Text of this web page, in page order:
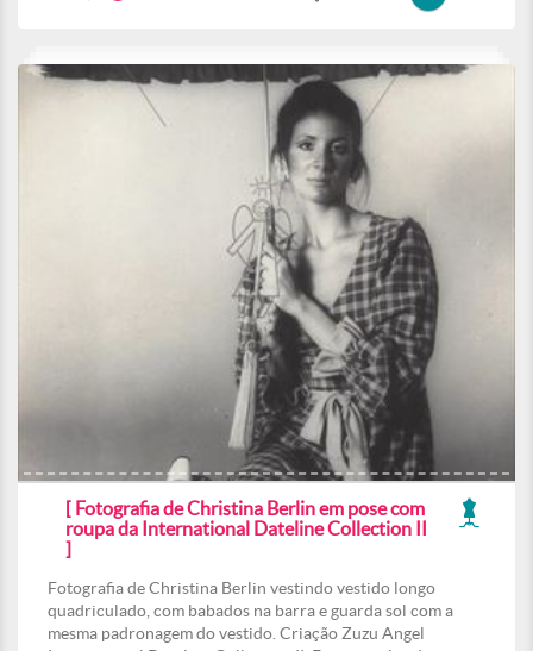
[ Fotografia de Christina Berlin em pose com
roupa da International Dateline Collection II
]
Fotografia de Christina Berlin vestindo vestido longo
quadriculado, com babados na barra e guarda sol com a
mesma padronagem do vestido. Criação Zuzu Angel